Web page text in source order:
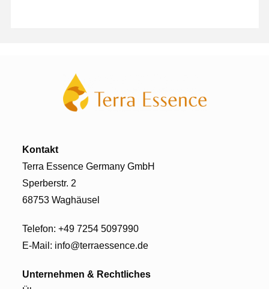
Kontakt
Terra Essence Germany GmbH
Sperberstr. 2
68753 Waghäusel
Telefon:+49 7254 5097990
E-Mail: info@terraessence.de
Unternehmen & Rechtliches